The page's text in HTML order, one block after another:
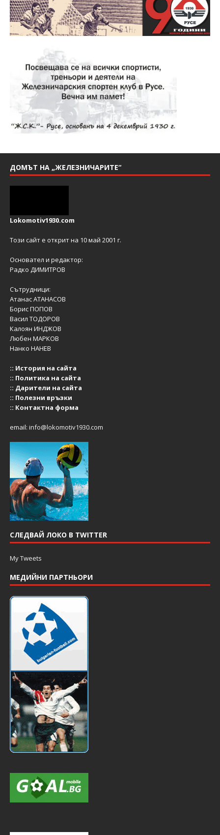
ДОМЪТ НА „ЖЕЛЕЗНИЧАРИТЕ“
Lokomotiv1930.com
Този сайт е открит на 10 май 2001 г.
Основател и редактор:
Радко ДИМИТРОВ
Сътрудници:
Атанас АТАНАСОВ
Борис ПОПОВ
Васил ТОДОРОВ
Калоян ИНДЖОВ
Любен МАРКОВ
Нанко НАНЕВ
:: История на сайта
:: Политика на сайта
:: Дарители на сайта
:: Полезни връзки
:: Контактна форма
email: info@lokomotiv1930.com
СЛЕДВАЙ ЛОКО В TWITTER
My Tweets
МЕДИЙНИ ПАРТНЬОРИ